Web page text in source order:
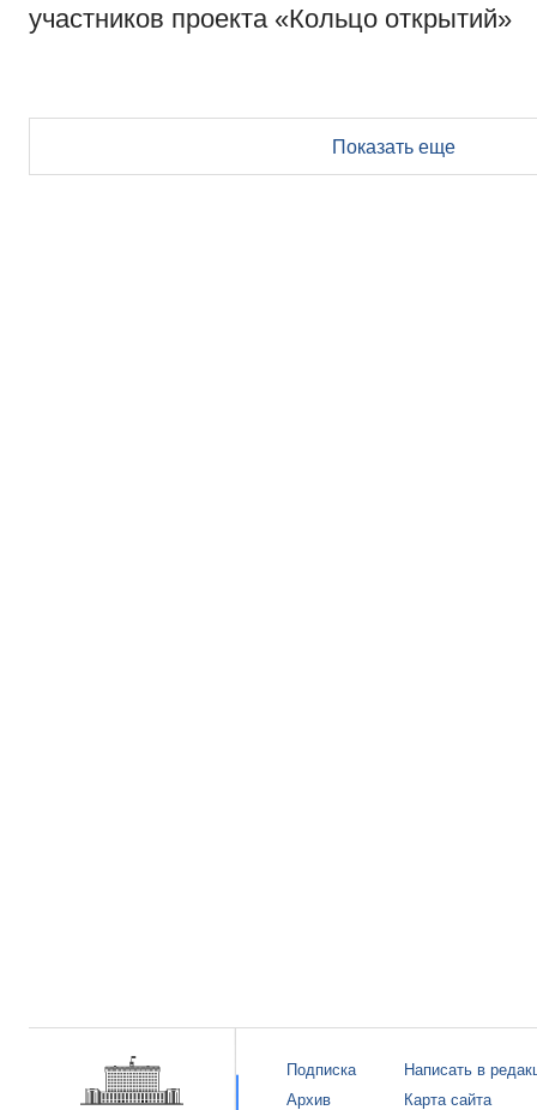
участников проекта «Кольцо открытий»
Показать еще
Подписка
Архив
Написать в
Карта сайта